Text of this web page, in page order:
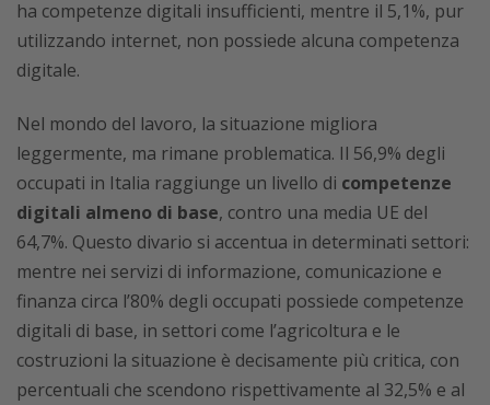
ha competenze digitali insufficienti, mentre il 5,1%, pur
utilizzando internet, non possiede alcuna competenza
digitale.
Nel mondo del lavoro, la situazione migliora
leggermente, ma rimane problematica. Il 56,9% degli
occupati in Italia raggiunge un livello di competenze
digitali almeno di base, contro una media UE del
64,7%. Questo divario si accentua in determinati settori:
mentre nei servizi di informazione, comunicazione e
finanza circa l’80% degli occupati possiede competenze
digitali di base, in settori come l’agricoltura e le
costruzioni la situazione è decisamente più critica, con
percentuali che scendono rispettivamente al 32,5% e al